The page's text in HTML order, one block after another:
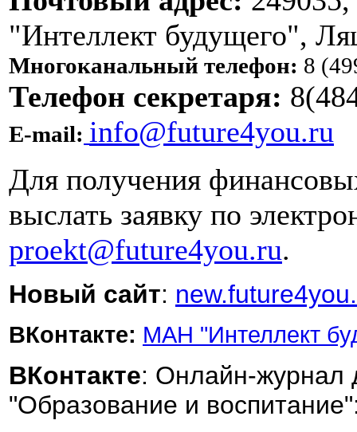
"Интеллект будущего",
Многоканальный телефон: 8
Телефон секретаря:
E-mail: info@future4you.ru
Для получения
выслать заявку по
proekt@future4you.ru.
Новый сайт:
ВКонтакте: МАН "Интеллект
ВКонтакте: Онлайн-журнал
"Образование и